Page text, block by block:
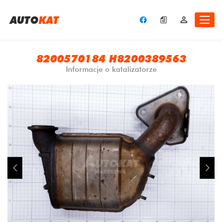
AUTOKAT
8200570184 H8200389563
Informacje o katalizatorze